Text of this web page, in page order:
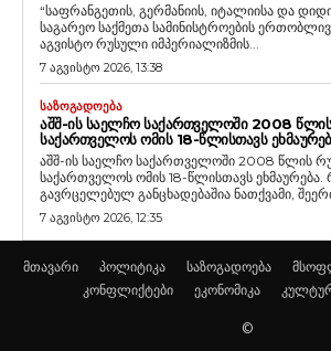
“საფრანგეთის, გერმანიის, იტალიისა და
საგარეო საქმეთა სამინისტროების
აგვისტო რუსული იმპერიალიზმის...
7 აგვისტო 2026, 13:38
ᲡᲐᲖᲝᲒᲐᲓᲝᲔᲑᲐ
ᲐᲨᲨ-ᲘᲡ ᲡᲐᲔᲚᲩᲝ ᲡᲐᲥᲐᲠᲗᲕᲔᲚᲝᲨᲘ 2008
ᲡᲐᲥᲐᲠᲗᲕᲔᲚᲝᲡ ᲝᲛᲘᲡ 18-ᲬᲚᲘᲡᲗᲐᲕᲡ
აშშ-ის საელჩო საქართველოში 2008 წლის
საქართველოს ომის 18-წლისთავს ეხმაურება. როგორც მათ მიერ
გავრცელებულ განცხადებაშია ნათქვამი,
7 აგვისტო 2026, 12:35
მთავარი პოლიტიკა საზოგადოება
კონფლიქტები
ეკონომიკა
©